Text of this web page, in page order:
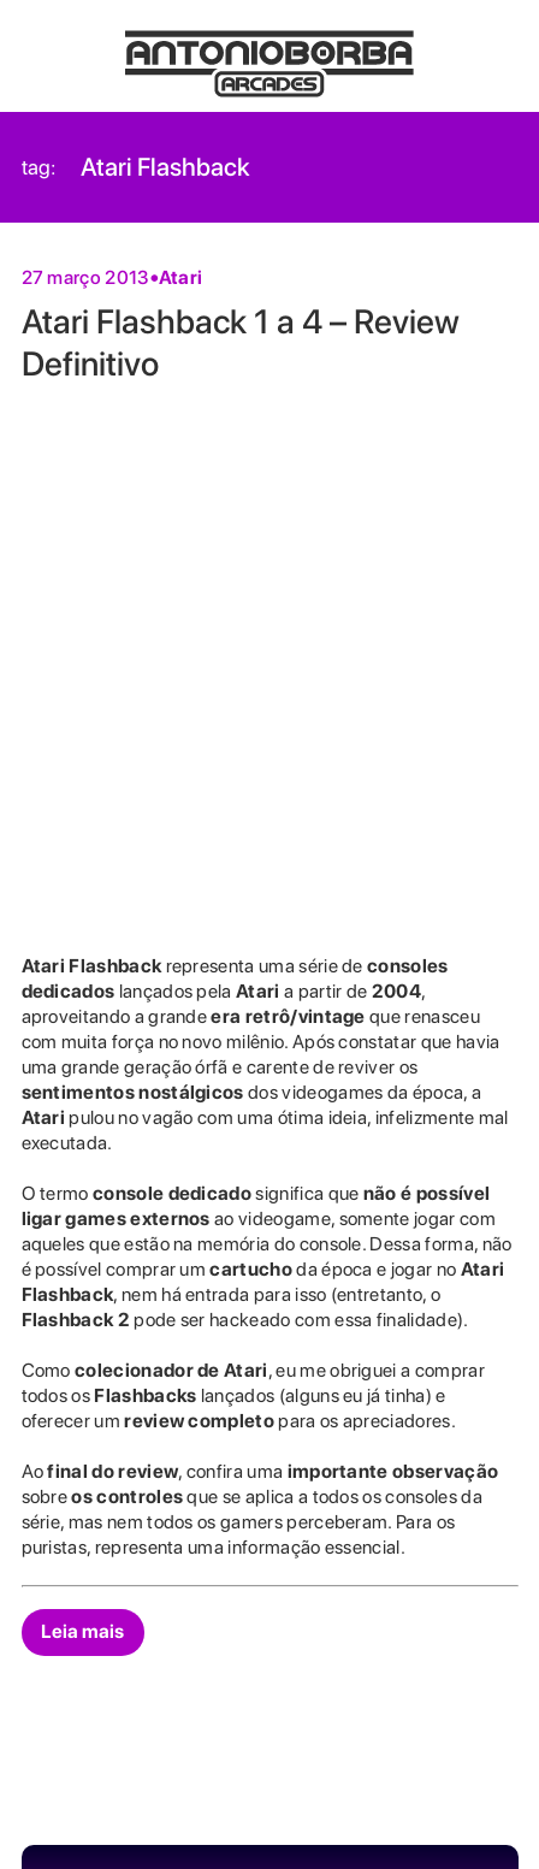
tag: Atari Flashback
27 março 2013 Atari
Atari Flashback 1 a 4 – Review
Definitivo
Atari Flashbackrepresenta uma série deconsoles
dedicados lançados pelaAtari a partir de 2004,
aproveitando a grandeera retrô/vintage que renasceu
com muita força no novo milênio. Após constatar que havia
uma grande geração órfã e carente de reviver os
sentimentos nostálgicos dos videogames da época, a
Ataripulou no vagão com uma ótima ideia, infelizmente mal
executada.
O termoconsole dedicadosignifica que não é possível
ligar games externos ao videogame, somente jogar com
aqueles que estão na memória do console. Dessa forma, não
é possível comprar umcartuchoda época e jogar no Atari
Flashback, nem há entrada para isso (entretanto, o
Flashback 2 pode ser hackeado com essa finalidade).
Comocolecionador de Atari, eu me obriguei a comprar
todos os Flashbacks lançados (alguns eu já tinha) e
oferecer umreview completopara os apreciadores.
Aofinal do review, confira uma importante observação
sobreos controlesque se aplica a todos os consoles da
série, mas nem todos os gamers perceberam. Para os
puristas, representa uma informação essencial.
Leia mais